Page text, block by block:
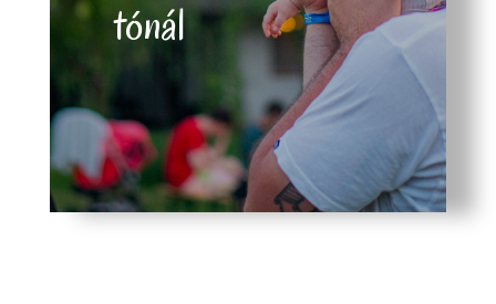
tónál